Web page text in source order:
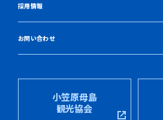
採用情報
お問い合わせ
小笠原母島
観光協会